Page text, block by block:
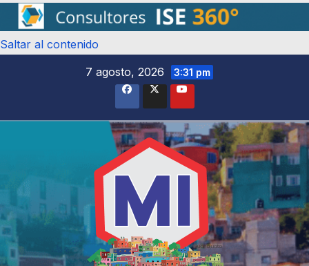
Saltar al contenido
7 agosto, 2026
3:31 pm